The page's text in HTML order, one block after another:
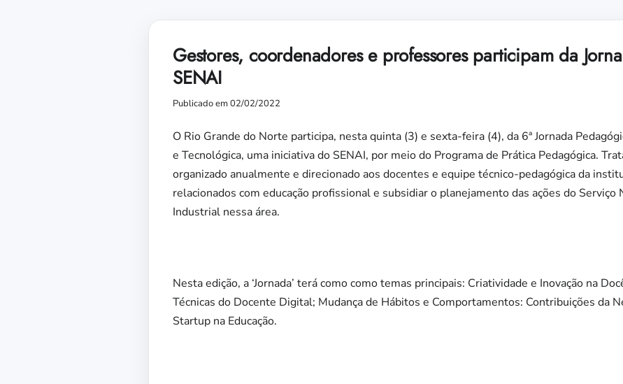
Gestores, coordenadores e professores participam da
SENAI
Publicado em 02/02/2022
O Rio Grande do Norte participa, nesta quinta (3) e sexta-feira (4), da 6ª Jornada
e Tecnológica, uma iniciativa do SENAI, por meio do Programa de Prática Pedagógica.
organizado anualmente e direcionado aos docentes e equipe técnico-pedagógica da
relacionados com educação profissional e subsidiar o planejamento das ações do Serviço
Industrial nessa área.
Nesta edição, a ‘Jornada’ terá como como temas principais: Criatividade e Inovação na
Técnicas do Docente Digital; Mudança de Hábitos e Comportamentos: Contribuições da
Startup na Educação.